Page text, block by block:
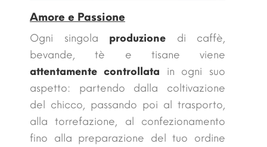
Amore e Passione
Ogni singola produzione di caffè,
bevande, tè e tisane viene
attentamente controllata in ogni suo
aspetto: partendo dalla coltivazione
del chicco, passando poi al trasporto,
alla torrefazione, al confezionamento
fino alla preparazione del tuo ordine